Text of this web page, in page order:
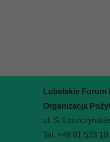
Lubelskie Forum
Organizacja
ul. S.
Tel. +48 81 533